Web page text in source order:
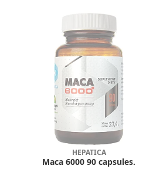
HEPATICA
Maca 6000 90 capsules.